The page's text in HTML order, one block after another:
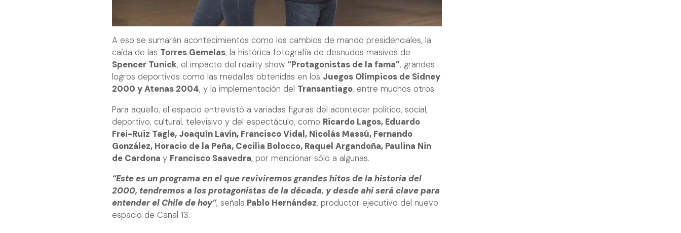
A eso se sumarán acontecimientos como los cambios de mando presidenciales, la
caída de las Torres Gemelas, la histórica fotografía de desnudos masivos de
Spencer Tunick, el impacto del reality show “Protagonistas de la fama”, grandes
logros deportivos como las medallas obtenidas en los Juegos Olímpicos de Sídney
2000 y Atenas 2004, y la implementación del Transantiago, entre muchos otros.
Para aquello, el espacio entrevistó a variadas figuras del acontecer político, social,
deportivo, cultural, televisivo y del espectáculo, como Ricardo Lagos, Eduardo
Frei-Ruiz Tagle, Joaquín Lavín, Francisco Vidal, Nicolás Massú, Fernando
González, Horacio de la Peña, Cecilia Bolocco, Raquel Argandoña, Paulina Nin
de Cardona y Francisco Saavedra, por mencionar sólo a algunas.
“Este es un programa en el que reviviremos grandes hitos de la historia del
2000, tendremos a los protagonistas de la década, y desde ahí será clave para
entender el Chile de hoy”, señala Pablo Hernández, productor ejecutivo del nuevo
espacio de Canal 13.